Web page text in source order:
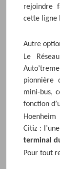
rejoindre
cette ligne
Autre
Le
pionnière
mini-bus,
fonction
Citiz :
terminal
Pour tout